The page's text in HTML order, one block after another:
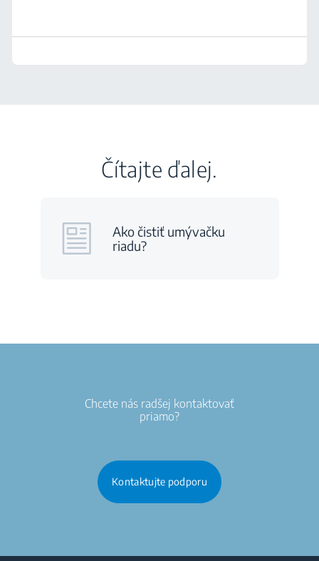
Čítajte ďalej.
Ako čistiť umývačku
riadu?
Chcete nás radšej kontaktovať
priamo?
Kontaktujte podporu